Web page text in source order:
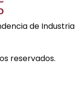
de Industria
reservados.